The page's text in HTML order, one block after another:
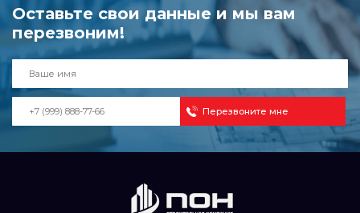
Оставьте свои данные и мы вам
перезвоним!